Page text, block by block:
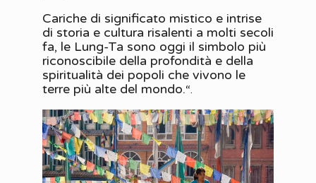
Cariche di significato mistico e intrise
di storia e cultura risalenti a molti secoli
fa, le Lung-Ta sono oggi il simbolo più
riconoscibile della profondità e della
spiritualità dei popoli che vivono le
terre più alte del mondo.“.